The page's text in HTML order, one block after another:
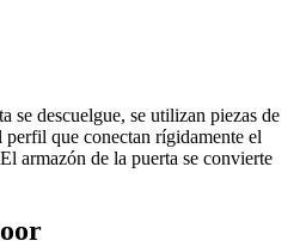
se descuelgue, se utilizan piezas de
perfil que conectan rígidamente el
armazón de la puerta se convierte